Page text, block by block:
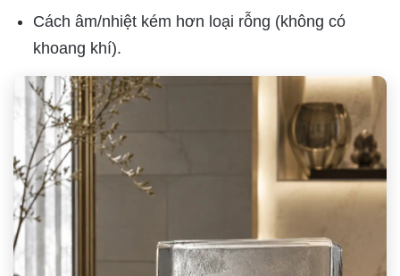
Cách âm/nhiệt kém hơn loại rỗng (không có
khoang khí).